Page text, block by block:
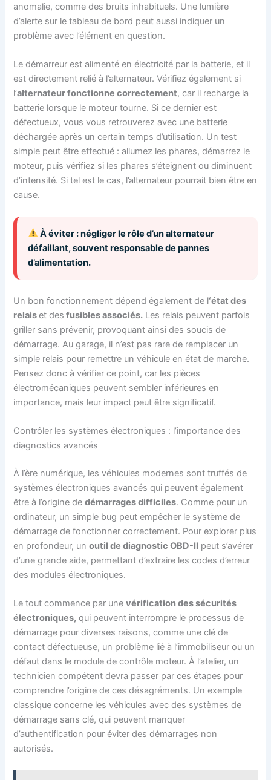
anomalie, comme des bruits inhabituels. Une lumière
d’alerte sur le tableau de bord peut aussi indiquer un
problème avec l’élément en question.
Le démarreur est alimenté en électricité par la batterie, et il
est directement relié à l’alternateur. Vérifiez également si
l’alternateur fonctionne correctement, car il recharge la
batterie lorsque le moteur tourne. Si ce dernier est
défectueux, vous vous retrouverez avec une batterie
déchargée après un certain temps d’utilisation. Un test
simple peut être effectué : allumez les phares, démarrez le
moteur, puis vérifiez si les phares s’éteignent ou diminuent
d’intensité. Si tel est le cas, l’alternateur pourrait bien être en
cause.
À éviter : négliger le rôle d’un alternateur
défaillant, souvent responsable de pannes
d’alimentation.
Un bon fonctionnement dépend également de l‘état des
relaiset des fusibles associés. Les relais peuvent parfois
griller sans prévenir, provoquant ainsi des soucis de
démarrage. Au garage, il n’est pas rare de remplacer un
simple relais pour remettre un véhicule en état de marche.
Pensez donc à vérifier ce point, car les pièces
électromécaniques peuvent sembler inférieures en
importance, mais leur impact peut être significatif.
Contrôler les systèmes électroniques : l’importance des
diagnostics avancés
À l’ère numérique, les véhicules modernes sont truffés de
systèmes électroniques avancés qui peuvent également
être à l’origine dedémarrages difficiles. Comme pour un
ordinateur, un simple bug peut empêcher le système de
démarrage de fonctionner correctement. Pour explorer plus
en profondeur, unoutil de diagnostic OBD-II peut s’avérer
d’une grande aide, permettant d’extraire les codes d’erreur
des modules électroniques.
Le tout commence par unevérification des sécurités
électroniques, qui peuvent interrompre le processus de
démarrage pour diverses raisons, comme une clé de
contact défectueuse, un problème lié à l’immobiliseur ou un
défaut dans le module de contrôle moteur. À l’atelier, un
technicien compétent devra passer par ces étapes pour
comprendre l’origine de ces désagréments. Un exemple
classique concerne les véhicules avec des systèmes de
démarrage sans clé, qui peuvent manquer
d’authentification pour éviter des démarrages non
autorisés.